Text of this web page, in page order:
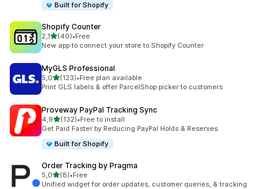
Built for Shopify
Shopify Counter
2,1z 5 hvězd
(40)
Celkový počet recenzí: 40
•Free
New app to connect your store to Shopify Counter
MyGLS Professional
5,0z 5 hvězd
(123)
Celkový počet recenzí: 123
•Free plan available
Print GLS labels & offer ParcelShop picker to customers
Proveway PayPal Tracking Sync
4,9z 5 hvězd
(132)
Celkový počet recenzí: 132
•Free to install
Get Paid Faster by Reducing PayPal Holds & Reserves.
Built for Shopify
Order Tracking by Pragma
5,0z 5 hvězd
(8)
Celkový počet recenzí: 8
•Free
Unified widget for order updates, customer queries, & tracking